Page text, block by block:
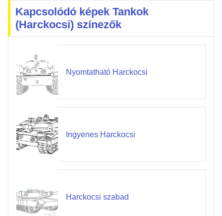
Kapcsolódó képek Tankok
(Harckocsi) színezők
Nyomtatható Harckocsi
Ingyenes Harckocsi
Harckocsi szabad